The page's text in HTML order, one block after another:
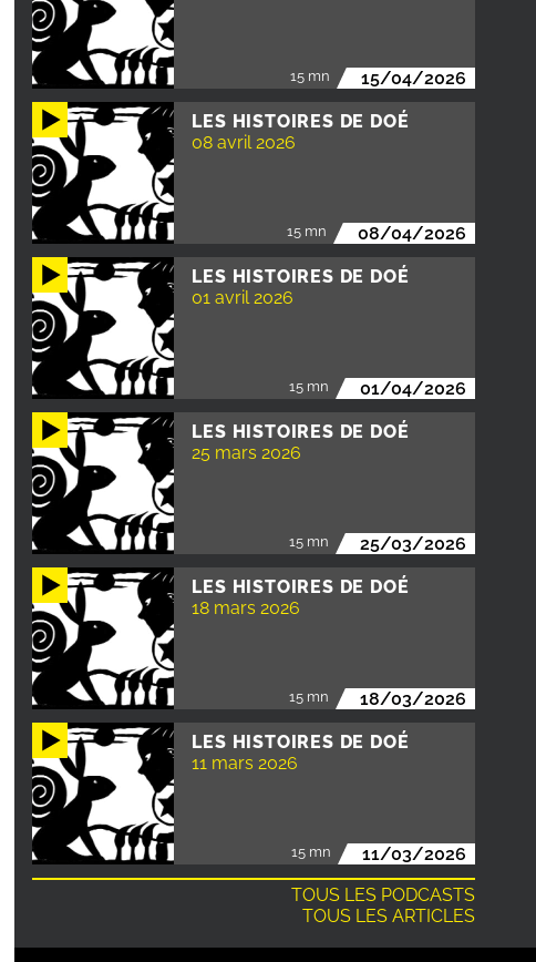
15 mn 15/04/2026
LES HISTOIRES DE DOÉ
08 avril 2026
15 mn 08/04/2026
LES HISTOIRES DE DOÉ
01 avril 2026
15 mn 01/04/2026
LES HISTOIRES DE DOÉ
25 mars 2026
15 mn 25/03/2026
LES HISTOIRES DE DOÉ
18 mars 2026
15 mn 18/03/2026
LES HISTOIRES DE DOÉ
11 mars 2026
15 mn
11/03/2026
TOUS LES PODCASTS
TOUS LES ARTICLES